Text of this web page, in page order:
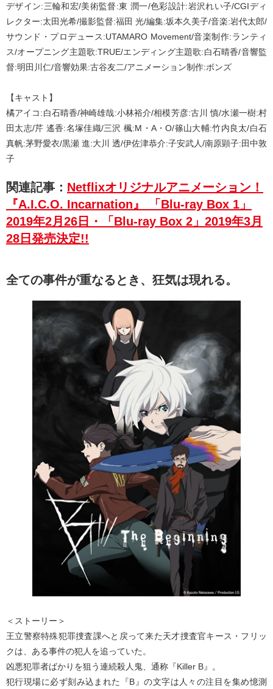
デザイン:三輪和宏/美術監督:東 潤一/色彩設計:岩沢れい子/CGIディ
レクター:太田光希/撮影監督:福田 光/編集:坂本久美子/音楽:岩代太郎/
サウンド・プロデュース:UTAMARO Movement/音楽制作:ランティ
ス/オープニング主題歌:TRUE/エンディング主題歌:白石晴香/音響監
督:明田川仁/音響効果:古谷友二/アニメーション制作:ボンズ
【キャスト】
橘アイコ:白石晴香/神崎雄哉:小林裕介/相模芳彦:古川 慎/水瀬一樹:村
田太志/芹 遙香:名塚佳織/三沢 楓:M・A・O/篠山大輔:竹内良太/白石
真帆:茅野愛衣/黒瀬 進:大川 透/伊佐津恭介:子安武人/南原顕子:田中敦
子
関連記事： Netflixオリジナルアニメーション！
『A.I.C.O. Incarnation』 「Blu-ray Box 1」
2019年2月26日・「Blu-ray Box 2」2019年3月
28日発売決定!!
全ての事件が重なるとき、狂気は現れる。
＜ストーリー＞
王立警察特殊犯罪捜査課へと戻って来た天才捜査官キース・フリッ
クは、ある事件の犯人を追っていた。
凶悪犯罪者ばかりを狙う連続殺人鬼、通称『Killer B』。
犯行現場に必ず刻み込まれた『B』の文字は人々の注目を集め憶測